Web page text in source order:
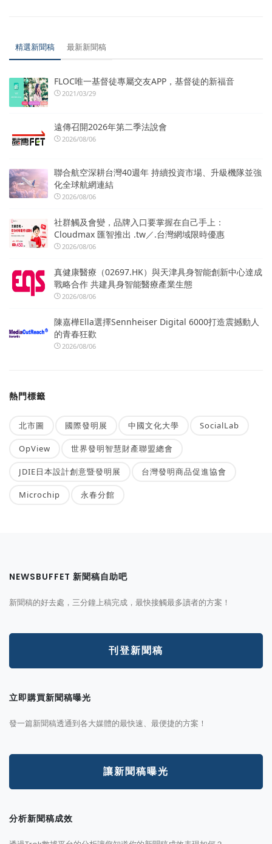
精選新聞稿 最新新聞稿
FLOC唯一基督徒專屬交友APP，基督徒的新福音
2021/03/29
遠傳召開2026年第二季法說會
2026/08/06
聯合航空深耕台灣40週年 持續投資市場、升級機隊並強
化全球航網連結
2026/08/06
社群觸及會變，品牌入口要掌握在自己手上：
Cloudmax 匯智推出 .tw／.台灣網域限時優惠
2026/08/06
真健康醫療（02697.HK）與天津具身智能創新中心達成
戰略合作 共建具身智能醫療產業生態
2026/08/06
陳嘉樺Ella選擇Sennheiser Digital 6000打造震撼動人
的青春狂歡
2026/08/06
熱門標籤
北市圖 國際發明展 中國文化大學 SocialLab
OpView 世界發明智慧財產聯盟總會
JDIE日本設計創意暨發明展 台灣發明商品促進協會
Microchip 永春分館
NEWSBUFFET 新聞稿自助吧
新聞稿的好去處，三分鐘上稿完成，最快接觸最多讀者的方案！
刊登新聞稿
立即購買新聞稿曝光
發一篇新聞稿透通到各大媒體的最快速、最便捷的方案！
讓新聞稿曝光
分析新聞稿成效